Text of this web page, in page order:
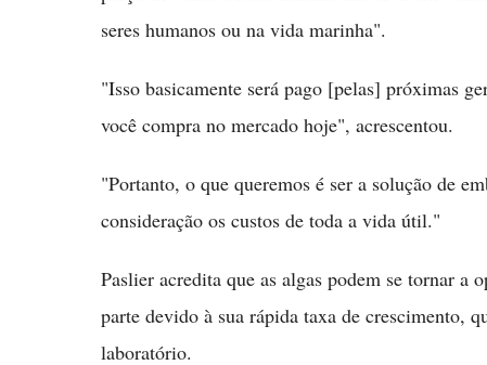
seres humanos ou na vida marinha".
"Isso basicamente será pago [pelas] próximas
você compra no mercado hoje", acrescentou.
"Portanto, o que queremos é ser a solução de
consideração os custos de toda a vida útil."
Paslier acredita que as algas podem se tornar a
parte devido à sua rápida taxa de crescimento,
laboratório.